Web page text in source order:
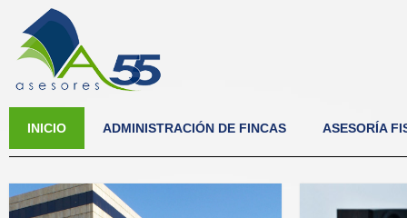
INICIO ADMINISTRACIÓN DE FINCAS ASESORÍA